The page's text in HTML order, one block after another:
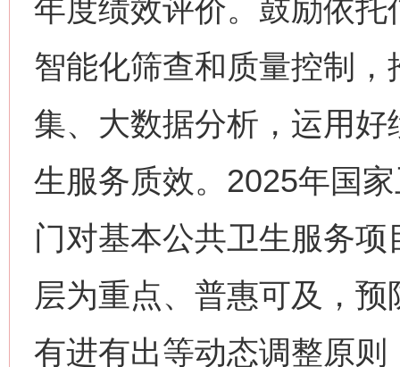
年度绩效评价。鼓励依
智能化筛查和质量控制
集、大数据分析，运用
生服务质效。2025年国
门对基本公共卫生服务
层为重点、普惠可及，
有进有出等动态调整原